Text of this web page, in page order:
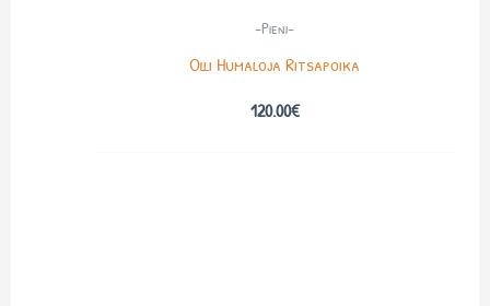
-Pieni-
Olli Humaloja Ritsapoika
120.00€